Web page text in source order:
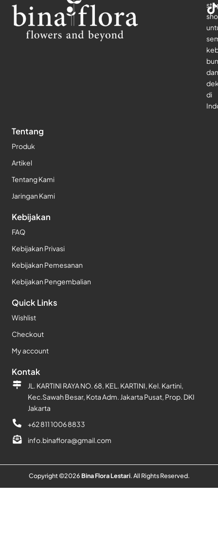
dan
di
Tentang
Produk
Artikel
Tentang Kami
Jaringan Kami
Kebijakan
FAQ
Kebijakan Privasi
Kebijakan Pemesanan
Kebijakan Pengembalian
Quick Links
Wishlist
Checkout
My account
Kontak
JL. KARTINI RAYA NO. 68, KEL. KARTINI, Kel. Kartini,
Kec.Sawah Besar, Kota Adm. Jakarta Pusat, Prop. DKI
Jakarta
+62 811 1006 8833
info.binaflora@gmail.com
Copyright ©2026 Bina Flora Lestari. All Rights Reserved.